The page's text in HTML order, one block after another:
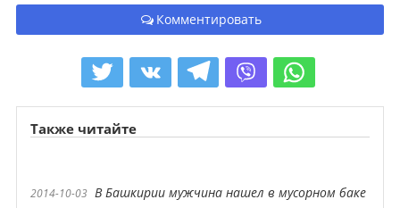
Комментировать
Также читайте
2014-10-03 В Башкирии мужчина нашел в мусорном баке